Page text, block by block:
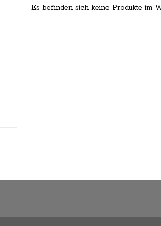
Es befinden sich keine Produkte im